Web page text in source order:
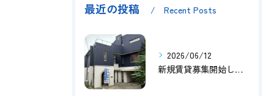
最近の投稿 Recent Posts
2026/06/12
新規賃貸募集開始しました！